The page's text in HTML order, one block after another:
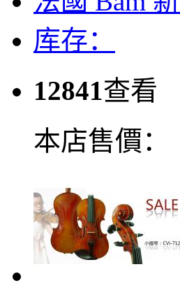
库存：
12841查看
本店售價：